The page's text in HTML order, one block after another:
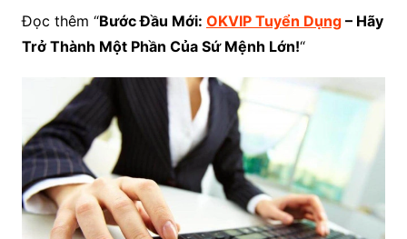
Đọc thêm “Bước Đầu Mới: OKVIP Tuyển Dụng– Hãy
Trở Thành Một Phần Của Sứ Mệnh Lớn!“